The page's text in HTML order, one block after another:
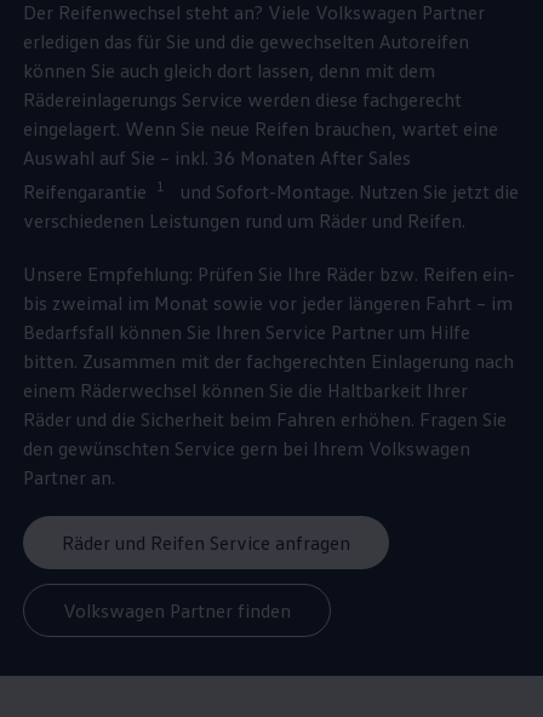
Der Reifenwechsel steht an? Viele Volkswagen Partner
erledigen das für Sie und die gewechselten Autoreifen
können Sie auch gleich dort lassen, denn mit dem
Rädereinlagerungs Service werden diese fachgerecht
eingelagert. Wenn Sie neue Reifen brauchen, wartet eine
Auswahl auf Sie – inkl. 36 Monaten After Sales
Reifengarantie
1
und Sofort-Montage. Nutzen Sie jetzt die
verschiedenen Leistungen rund um Räder und Reifen.
Unsere Empfehlung: Prüfen Sie Ihre Räder bzw. Reifen ein-
bis zweimal im Monat sowie vor jeder längeren Fahrt – im
Bedarfsfall können Sie Ihren Service Partner um Hilfe
bitten. Zusammen mit der fachgerechten Einlagerung nach
einem Räderwechsel können Sie die Haltbarkeit Ihrer
Räder und die Sicherheit beim Fahren erhöhen. Fragen Sie
den gewünschten Service gern bei Ihrem Volkswagen
Partner an.
Räder und Reifen Service anfragen
Volkswagen Partner finden